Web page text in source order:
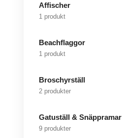
Affischer
1 produkt
Beachflaggor
1 produkt
Broschyrställ
2 produkter
Gatuställ & Snäppramar
9 produkter